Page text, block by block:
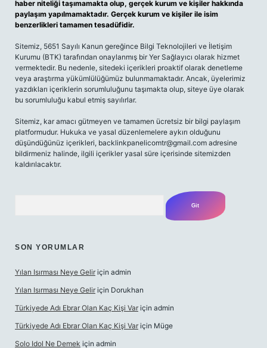
haber niteliği taşımamakta olup, gerçek kurum ve kişiler hakkında
paylaşım yapılmamaktadır. Gerçek kurum ve kişiler ile isim
benzerlikleri tamamen tesadüfidir.
Sitemiz, 5651 Sayılı Kanun gereğince Bilgi Teknolojileri ve İletişim
Kurumu (BTK) tarafından onaylanmış bir Yer Sağlayıcı olarak hizmet
vermektedir. Bu nedenle, sitedeki içerikleri proaktif olarak denetleme
veya araştırma yükümlülüğümüz bulunmamaktadır. Ancak, üyelerimiz
yazdıkları içeriklerin sorumluluğunu taşımakta olup, siteye üye olarak
bu sorumluluğu kabul etmiş sayılırlar.
Sitemiz, kar amacı gütmeyen ve tamamen ücretsiz bir bilgi paylaşım
platformudur. Hukuka ve yasal düzenlemelere aykırı olduğunu
düşündüğünüz içerikleri, backlinkpanelicomtr@gmail.com adresine
bildirmeniz halinde, ilgili içerikler yasal süre içerisinde sitemizden
kaldırılacaktır.
SON YORUMLAR
Yılan Isırması Neye Gelir için admin
Yılan Isırması Neye Gelir için Dorukhan
Türkiyede Adı Ebrar Olan Kaç Kişi Var için admin
Türkiyede Adı Ebrar Olan Kaç Kişi Var için Müge
Solo Idol Ne Demek için admin